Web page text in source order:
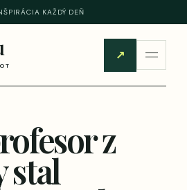
KAŽDÝ DEŇ
↗
z
stal